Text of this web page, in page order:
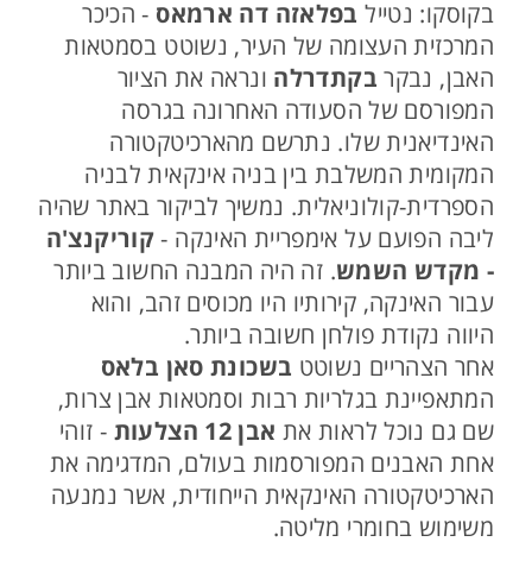
בקוסקו: נטייל בפלאזה דה ארמאס - הכיכר
המרכזית העצומה של העיר, נשוטט בסמטאות
האבן, נבקר בקתדרלה ונראה את הציור
המפורסם של הסעודה האחרונה בגרסה
האינדיאנית שלו. נתרשם מהארכיטקטורה
המקומית המשלבת בין בניה אינקאית לבניה
הספרדית-קולוניאלית. נמשיך לביקור באתר שהיה
ליבה הפועם על אימפריית האינקה -קוריקנצ'ה
- מקדש השמש. זה היה המבנה החשוב ביותר
עבור האינקה, קירותיו היו מכוסים זהב, והוא
היווה נקודת פולחן חשובה ביותר.
אחר הצהריים נשוטט בשכונת סאן בלאס
המתאפיינת בגלריות רבות וסמטאות אבן צרות,
שם גם נוכל לראות את אבן 12 הצלעות
- זוהי
אחת האבנים המפורסמות בעולם, המדגימה את
הארכיטקטורה האינקאית הייחודית, אשר נמנעה
משימוש בחומרי מליטה.